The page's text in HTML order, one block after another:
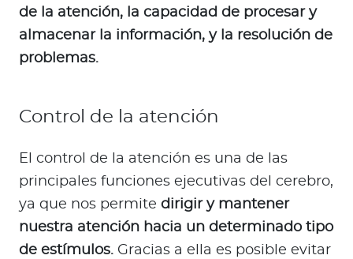
de la atención, la capacidad de procesar y
almacenar la información, y la resolución de
problemas.
Control de la atención
El control de la atención es una de las
principales funciones ejecutivas del cerebro,
ya que nos permite dirigir y mantener
nuestra atención hacia un determinado tipo
de estímulos. Gracias a ella es posible evitar